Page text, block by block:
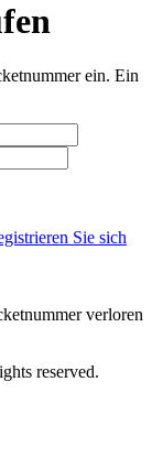
ein. Ein
Sie sich
verloren
reserved.